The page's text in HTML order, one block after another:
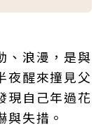
、浪漫，是與
夜醒來撞見父
現自己年過花
與失措。